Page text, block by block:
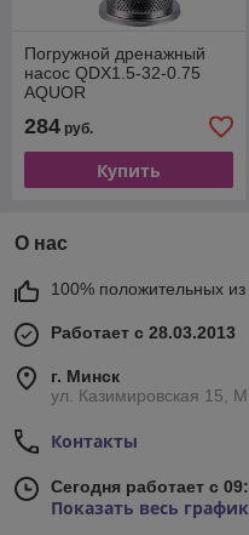
Погружной дренажный
насос QDX1.5-32-0.75
AQUOR
284 руб.
Купить
О нас
100% положительных из
Работает с 28.03.2013
г. Минск
ул. Казимировская 15,
Контакты
Сегодня работает с
Показать весь